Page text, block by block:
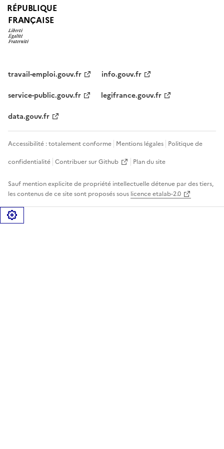
RÉPUBLIQUE
FRANÇAISE
travail-emploi.gouv.fr
info.gouv.fr
service-public.gouv.fr
legifrance.gouv.fr
data.gouv.fr
Accessibilité : totalement conforme Mentions légales Politique de
confidentialité Contribuer sur Github Plan du site
Sauf mention explicite de propriété intellectuelle détenue par des tiers,
les contenus de ce site sont proposés sous licence etalab-2.0
Gérer les cookies